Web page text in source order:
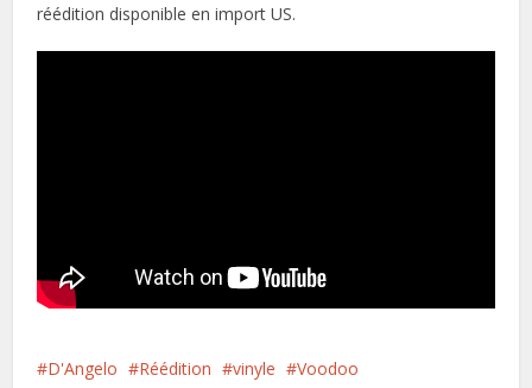
réédition disponible en import US.
D'Angelo Réédition vinyle Voodoo